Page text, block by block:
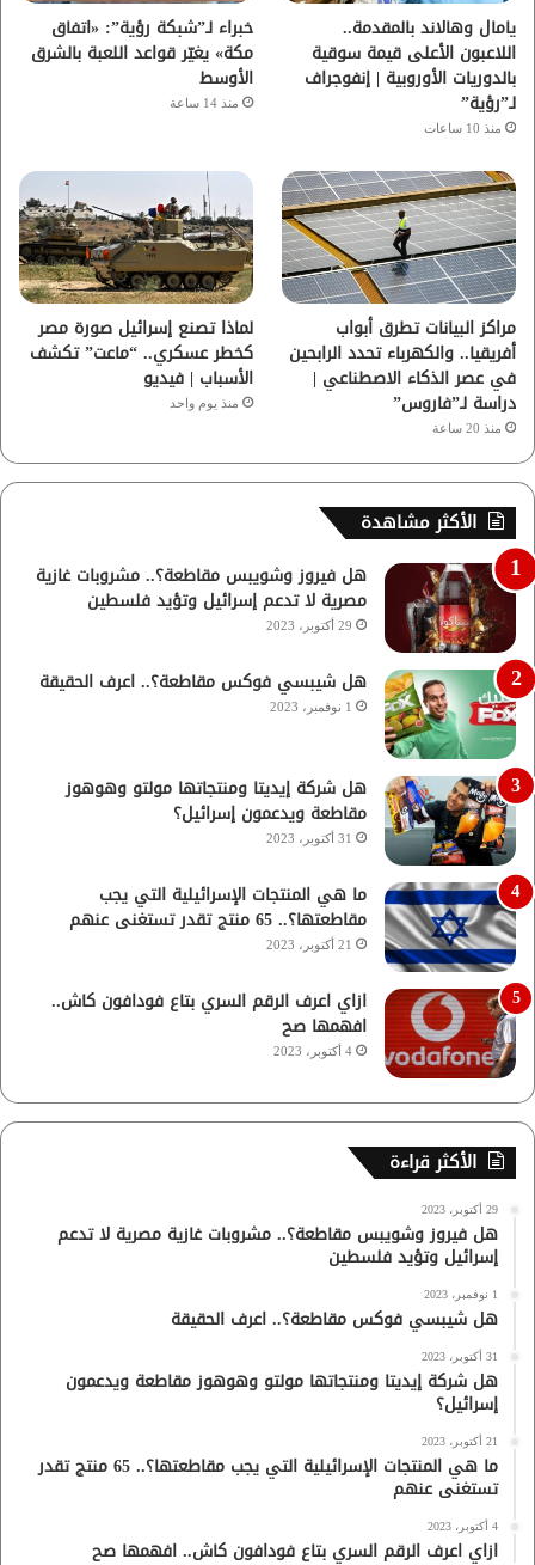
ا
م
يامال وهالاند بالمقدمة..
اللاعبون الأعلى قيمة سوقية
بالدوريات الأوروبية | إنفوجراف
لـ”رؤية”
منذ 10 ساعات
خبراء لـ”شبكة رؤية”: «اتفاق
مكة» يغيّر قواعد اللعبة بالشرق
الأوسط
منذ 14 ساعة
مراكز البيانات تطرق أبواب
أفريقيا.. والكهرباء تحدد الرابحين
في عصر الذكاء الاصطناعي |
دراسة لـ”فاروس”
منذ 20 ساعة
لماذا تصنع إسرائيل صورة مصر
كخطر عسكري.. “ماعت” تكشف
الأسباب | فيديو
منذ يوم واحد
الأكثر مشاهدة
هل فيروز وشويبس مقاطعة؟.. مشروبات غازية
مصرية لا تدعم إسرائيل وتؤيد فلسطين
29 أكتوبر، 2023
هل شيبسي فوكس مقاطعة؟.. اعرف الحقيقة
1 نوفمبر، 2023
هل شركة إيديتا ومنتجاتها مولتو وهوهوز
مقاطعة ويدعمون إسرائيل؟
31 أكتوبر، 2023
ما هي المنتجات الإسرائيلية التي يجب
مقاطعتها؟.. 65 منتج تقدر تستغنى عنهم
21 أكتوبر، 2023
ازاي اعرف الرقم السري بتاع فودافون كاش..
افهمها صح
4 أكتوبر، 2023
الأكثر قراءة
29 أكتوبر، 2023
هل فيروز وشويبس مقاطعة؟.. مشروبات غازية مصرية لا تدعم
إسرائيل وتؤيد فلسطين
1 نوفمبر، 2023
هل شيبسي فوكس مقاطعة؟.. اعرف الحقيقة
31 أكتوبر، 2023
هل شركة إيديتا ومنتجاتها مولتو وهوهوز مقاطعة ويدعمون
إسرائيل؟
21 أكتوبر، 2023
ما هي المنتجات الإسرائيلية التي يجب مقاطعتها؟.. 65 منتج تقدر
تستغنى عنهم
4 أكتوبر، 2023
ازاي اعرف الرقم السري بتاع فودافون كاش.. افهمها صح